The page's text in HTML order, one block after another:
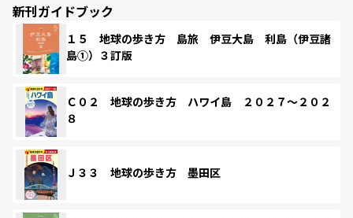
新刊ガイドブック
１５ 地球の歩き方 島旅 伊豆大島 利島（伊豆諸
島①）３訂版
Ｃ０２ 地球の歩き方 ハワイ島 ２０２７～２０２
８
Ｊ３３ 地球の歩き方 墨田区